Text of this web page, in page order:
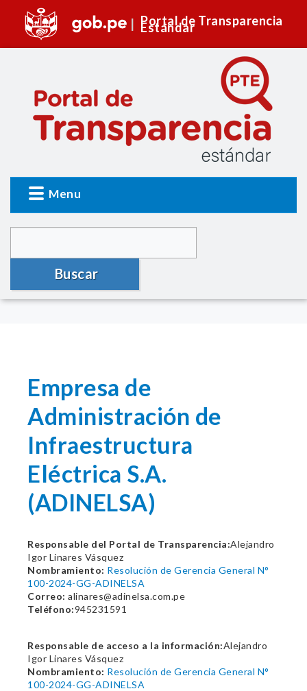
Portal de Transparencia
Estándar
Menu
Buscar
Empresa de
Administración de
Infraestructura
Eléctrica S.A.
(ADINELSA)
Responsable del Portal de Transparencia:Alejandro
Igor Linares Vásquez
Nombramiento: Resolución de Gerencia General N°
100-2024-GG-ADINELSA
Correo: alinares@adinelsa.com.pe
Teléfono:945231591
Responsable de acceso a la información:Alejandro
Igor Linares Vásquez
Nombramiento: Resolución de Gerencia General N°
100-2024-GG-ADINELSA